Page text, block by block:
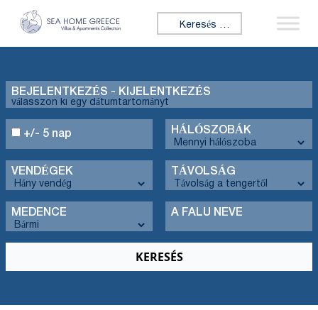
Keresés:
BEJELENTKEZÉS - KIJELENTKEZÉS
HÁLÓSZOBÁK
VENDÉGEK TÁVOLSÁG
+/- 5 nap
MEDENCE A FALU NEVE